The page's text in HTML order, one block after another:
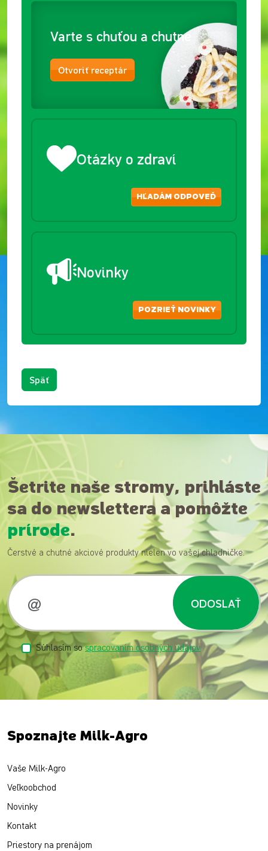
Varte s chuťou a chutne
Otvoriť receptár
Otázky o zdraví
HĽADÁM ODPOVEĎ
Novinky
POZRIEŤ NOVINKY
Späť
Šetrite naše stromy, prihláste
sa do newslettera a pomôžte
prírode.
Čerstvé a chutné akciové produkty nielen vo vašej chladničke.
ODOSLAŤ
Súhlasím sospracovaním osobných údajov
Spoznajte Milk-Agro
Vaše Milk-Agro
Veľkoobchod
Novinky
Kontakt
Priestory na prenájom